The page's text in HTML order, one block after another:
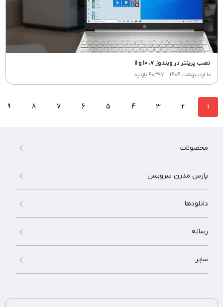
نصب پرینتر در ویندوز 7، 10 و 11
۱۰ اردیبهشت ۱۴۰۴ ۴۰۳۹۷ بازدید
1
2
3
4
5
6
7
8
9
محصولات
پارس مدرن سرویس
دانلودها
رسانه
سایر